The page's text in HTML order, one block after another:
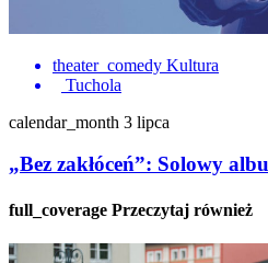
theater_comedy Kultura
Tuchola
calendar_month 3 lipca
„Bez zakłóceń”: Solowy
full_coverage Przeczytaj również